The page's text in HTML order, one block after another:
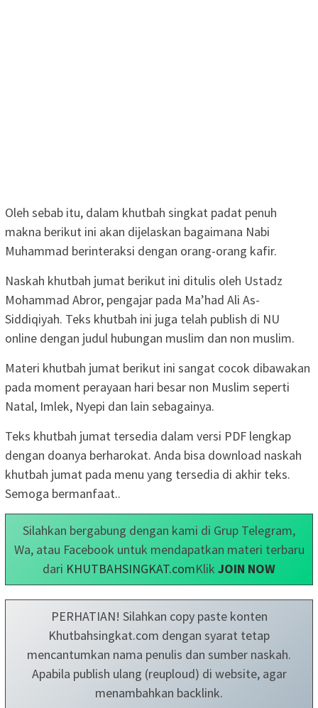
Oleh sebab itu, dalam khutbah singkat padat penuh
makna berikut ini akan dijelaskan bagaimana Nabi
Muhammad berinteraksi dengan orang-orang kafir.
Naskah khutbah jumat berikut ini ditulis oleh Ustadz
Mohammad Abror, pengajar pada Ma’had Ali As-
Siddiqiyah. Teks khutbah ini juga telah publish di NU
online dengan judul hubungan muslim dan non muslim.
Materi khutbah jumat berikut ini sangat cocok dibawakan
pada moment perayaan hari besar non Muslim seperti
Natal, Imlek, Nyepi dan lain sebagainya.
Teks khutbah jumat tersedia dalam versi PDF lengkap
dengan doanya berharokat. Anda bisa download naskah
khutbah jumat pada menu yang tersedia di akhir teks.
Semoga bermanfaat..
Silahkan bergabung dengan kami di Grup Telegram,
Wa, atau Facebook untuk mendapatkan materi terbaru
dari KHUTBAHSINGKAT.comKlik JOIN NOW
PERHATIAN! Silahkan copy paste konten
Khutbahsingkat.com dengan syarat tetap
mencantumkan nama penulis dan sumber naskah.
Apabila publish ulang (reuploud) di website, agar
menambahkan backlink.